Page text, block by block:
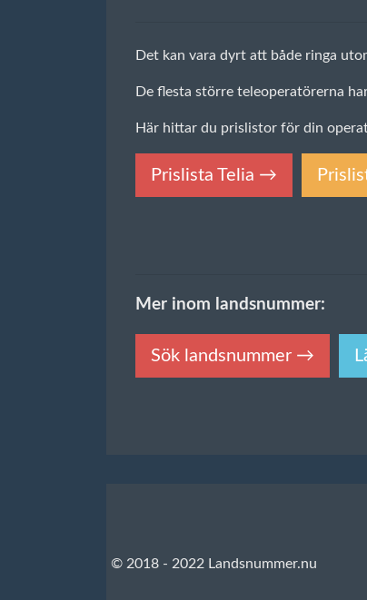
Det kan vara dyrt att både ringa
De flesta större teleoperatörerna
Här hittar du prislistor för din
Prislista Telia →
Mer inom landsnummer:
Sök landsnummer →
© 2018 - 2022 Landsnummer.nu